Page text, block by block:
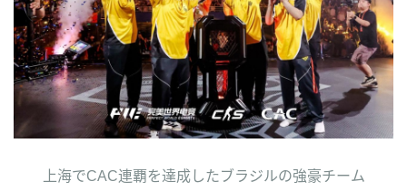
上海でCAC連覇を達成したブラジルの強豪チーム